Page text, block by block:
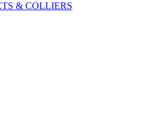
& COLLIERS